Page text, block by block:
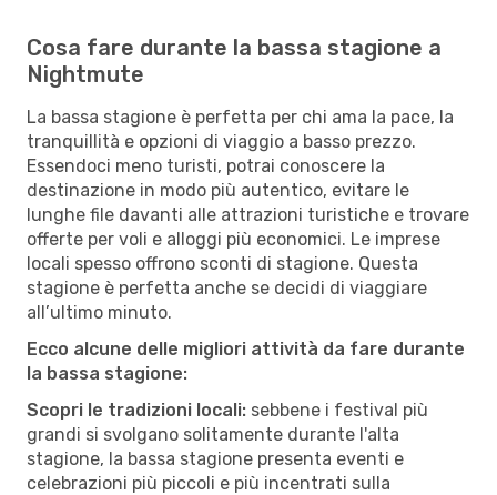
Cosa fare durante la bassa stagione a
Nightmute
La bassa stagione è perfetta per chi ama la pace, la
tranquillità e opzioni di viaggio a basso prezzo.
Essendoci meno turisti, potrai conoscere la
destinazione in modo più autentico, evitare le
lunghe file davanti alle attrazioni turistiche e trovare
offerte per voli e alloggi più economici. Le imprese
locali spesso offrono sconti di stagione. Questa
stagione è perfetta anche se decidi di viaggiare
all’ultimo minuto.
Ecco alcune delle migliori attività da fare durante
la bassa stagione:
Scopri le tradizioni locali: sebbene i festival più
grandi si svolgano solitamente durante l'alta
stagione, la bassa stagione presenta eventi e
celebrazioni più piccoli e più incentrati sulla